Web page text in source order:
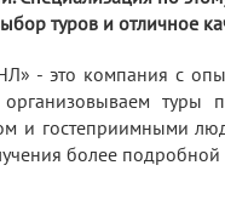
туров и отличное
- это компания с
туры
и гостеприимными
более